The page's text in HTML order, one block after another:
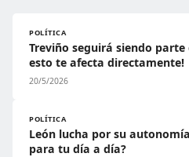
POLÍTICA
Treviño seguirá siendo parte
esto te afecta directamente!
20/5/2026
POLÍTICA
León lucha por su
para tu día a día?